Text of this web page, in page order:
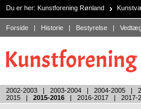
Du er her: Kunstforening Rønland
Forside | Historie | Bestyrelse |
2002-2003 | 2003-2004 | 2004-2005 |
2015 | 2015-2016 | 2016-2017 | 2017-